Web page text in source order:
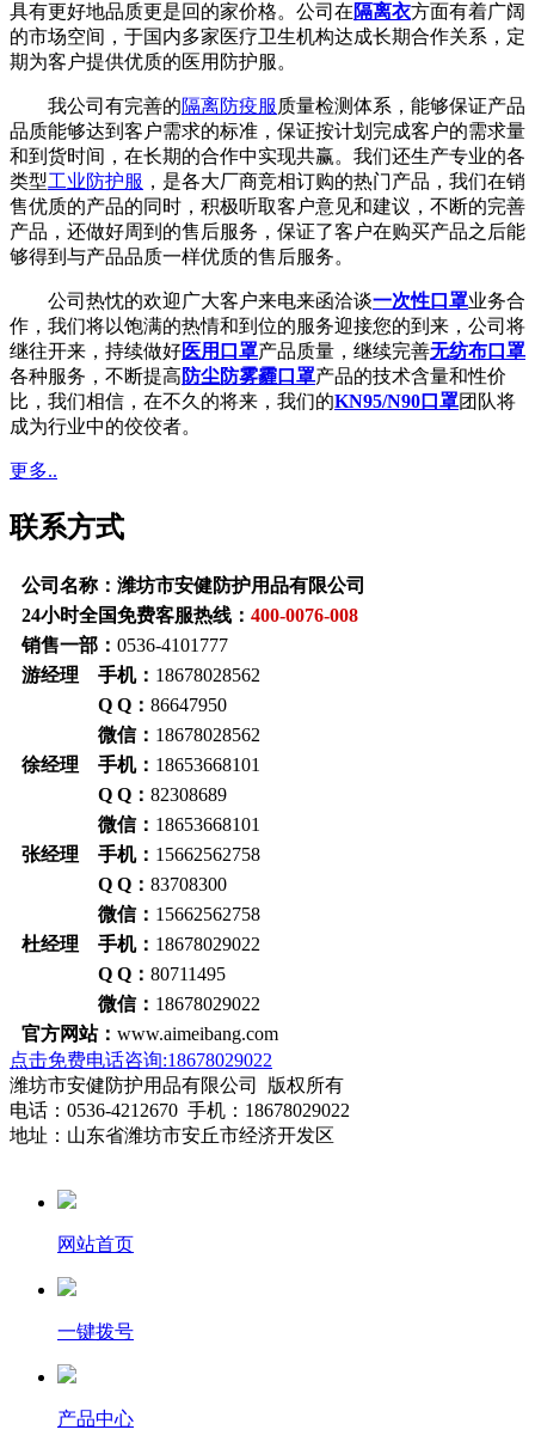
具有更好地品质更是回的家价格。公司在隔离衣方面有着广阔
的市场空间，于国内多家医疗卫生机构达成长期合作关系，定
期为客户提供优质的医用防护服。
我公司有完善的隔离防疫服 质量检测体系，能够保证产品
品质能够达到客户需求的标准，保证按计划完成客户的需求量
和到货时间，在长期的合作中实现共赢。我们还生产专业的各
类型工业防护服 ，是各大厂商竞相订购的热门产品，我们在销
售优质的产品的同时，积极听取客户意见和建议，不断的完善
产品，还做好周到的售后服务，保证了客户在购买产品之后能
够得到与产品品质一样优质的售后服务。
公司热忱的欢迎广大客户来电来函洽谈一次性口罩业务合
作，我们将以饱满的热情和到位的服务迎接您的到来，公司将
继往开来，持续做好医用口罩产品质量，继续完善无纺布口罩
各种服务，不断提高 防尘防雾霾口罩产品的技术含量和性价
比，我们相信，在不久的将来，我们的KN95/N90口罩团队将
成为行业中的佼佼者。
更多..
联系方式
公司名称：潍坊市安健防护用品有限公司
24小时全国免费客服热线： 400-0076-008
销售一部： 0536-4101777
游经理 手机： 18678028562
Q Q： 86647950
微信： 18678028562
徐经理 手机： 18653668101
Q Q： 82308689
微信： 18653668101
张经理 手机： 15662562758
Q Q： 83708300
微信： 15662562758
杜经理 手机： 18678029022
Q Q： 80711495
微信： 18678029022
官方网站： www.aimeibang.com
点击免费电话咨询:18678029022
潍坊市安健防护用品有限公司 版权所有
电话：0536-4212670 手机：18678029022
地址：山东省潍坊市安丘市经济开发区
网站首页
一键拨号
产品中心